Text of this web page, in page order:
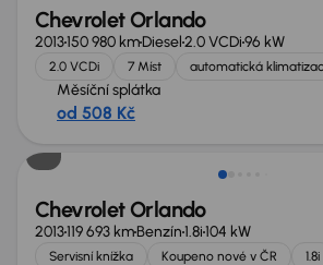
Chevrolet Orlando
2013150 980 kmDiesel2.0 VCDi96 kW
2.0 VCDi 7 Míst automatická
Měsíční splátka
od 508 Kč
Chevrolet Orlando
2013119 693 kmBenzín1.8i104 kW
Servisní knížka Koupeno nové v ČR 1.8i